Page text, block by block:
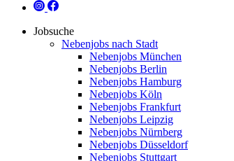
Jobsuche
Nebenjobs nach Stadt
Nebenjobs München
Nebenjobs Berlin
Nebenjobs Hamburg
Nebenjobs Köln
Nebenjobs Frankfurt
Nebenjobs Leipzig
Nebenjobs Nürnberg
Nebenjobs Düsseldorf
Nebenjobs Stuttgart